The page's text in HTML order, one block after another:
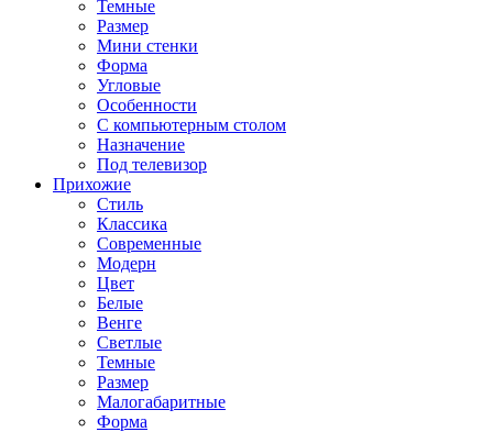
Темные
Размер
Мини стенки
Форма
Угловые
Особенности
С компьютерным столом
Назначение
Под телевизор
Прихожие
Стиль
Классика
Современные
Модерн
Цвет
Белые
Венге
Светлые
Темные
Размер
Малогабаритные
Форма